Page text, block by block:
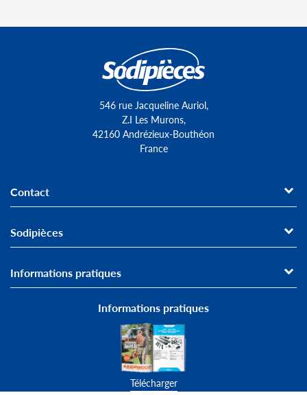
546 rue Jacqueline Auriol,
Z.I Les Murons,
42160 Andrézieux-Bouthéon
France
Contact
Sodipièces
Informations pratiques
Informations pratiques
Télécharger